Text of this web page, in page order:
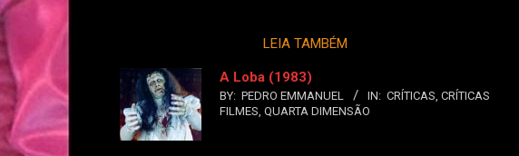
LEIA TAMBÉM
A Loba (1983)
BY: PEDRO EMMANUEL IN: CRÍTICAS, CRÍTICAS
FILMES, QUARTA DIMENSÃO